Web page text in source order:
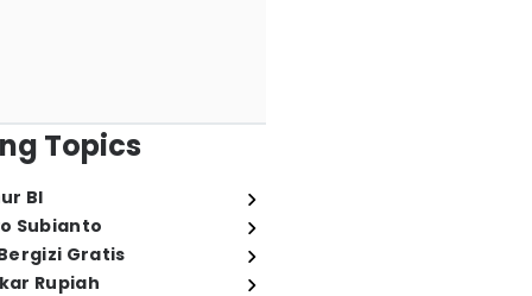
Topics
BI
Subianto
Gratis
Rupiah